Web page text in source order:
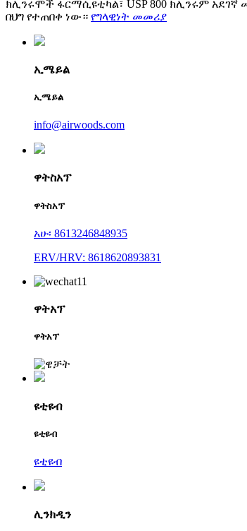
ክሊንሩሞች ፋርማሲዩቲካል፣ USP 800 ክሊንሩም አደገኛ
በህግ የተጠበቀ ነው። የግላዊነት መመሪያ
ኢሜይል
ኢሜይል
info@airwoods.com
ዋትስአፕ
ዋትስአፕ
አሁ፡ 8613246848935
ERV/HRV: 8618620893831
ዋትአፕ
ዋትአፕ
ዩቲዩብ
ዩቲዩብ
ዩቲዩብ
ሊንክዲን